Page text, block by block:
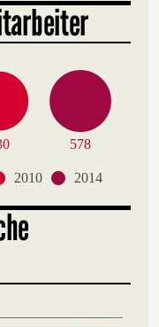
578
2010 2014